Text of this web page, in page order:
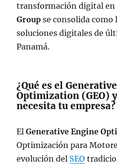
transformación digital
Group se consolida como
soluciones digitales de
Panamá.
¿Qué es el
Optimization (GEO)
necesita tu empresa?
ElGenerative Engine
Optimización para
evolución del SEO